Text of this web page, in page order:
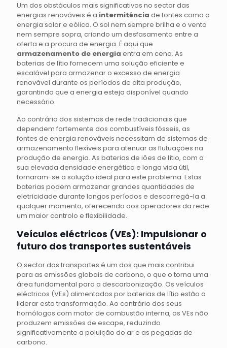
Um dos obstáculos mais significativos no sector das
energias renováveis é a intermitência de fontes como a
energia solar e eólica. O sol nem sempre brilha e o vento
nem sempre sopra, criando um desfasamento entre a
oferta e a procura de energia. É aqui que
armazenamento de energia entra em cena. As
baterias de lítio fornecem uma solução eficiente e
escalável para armazenar o excesso de energia
renovável durante os períodos de alta produção,
garantindo que a energia esteja disponível quando
necessário.
Ao contrário dos sistemas de rede tradicionais que
dependem fortemente dos combustíveis fósseis, as
fontes de energia renováveis necessitam de sistemas de
armazenamento flexíveis para atenuar as flutuações na
produção de energia. As baterias de iões de lítio, com a
sua elevada densidade energética e longa vida útil,
tornaram-se a solução ideal para este problema. Estas
baterias podem armazenar grandes quantidades de
eletricidade durante longos períodos e descarregá-la a
qualquer momento, oferecendo aos operadores da rede
um maior controlo e flexibilidade.
Veículos eléctricos (VEs): Impulsionar o
futuro dos transportes sustentáveis
O sector dos transportes é um dos que mais contribui
para as emissões globais de carbono, o que o torna uma
área fundamental para a descarbonização. Os veículos
eléctricos (VEs) alimentados por baterias de lítio estão a
liderar esta transformação. Ao contrário dos seus
homólogos com motor de combustão interna, os VEs não
produzem emissões de escape, reduzindo
significativamente a poluição do ar e as pegadas de
carbono.